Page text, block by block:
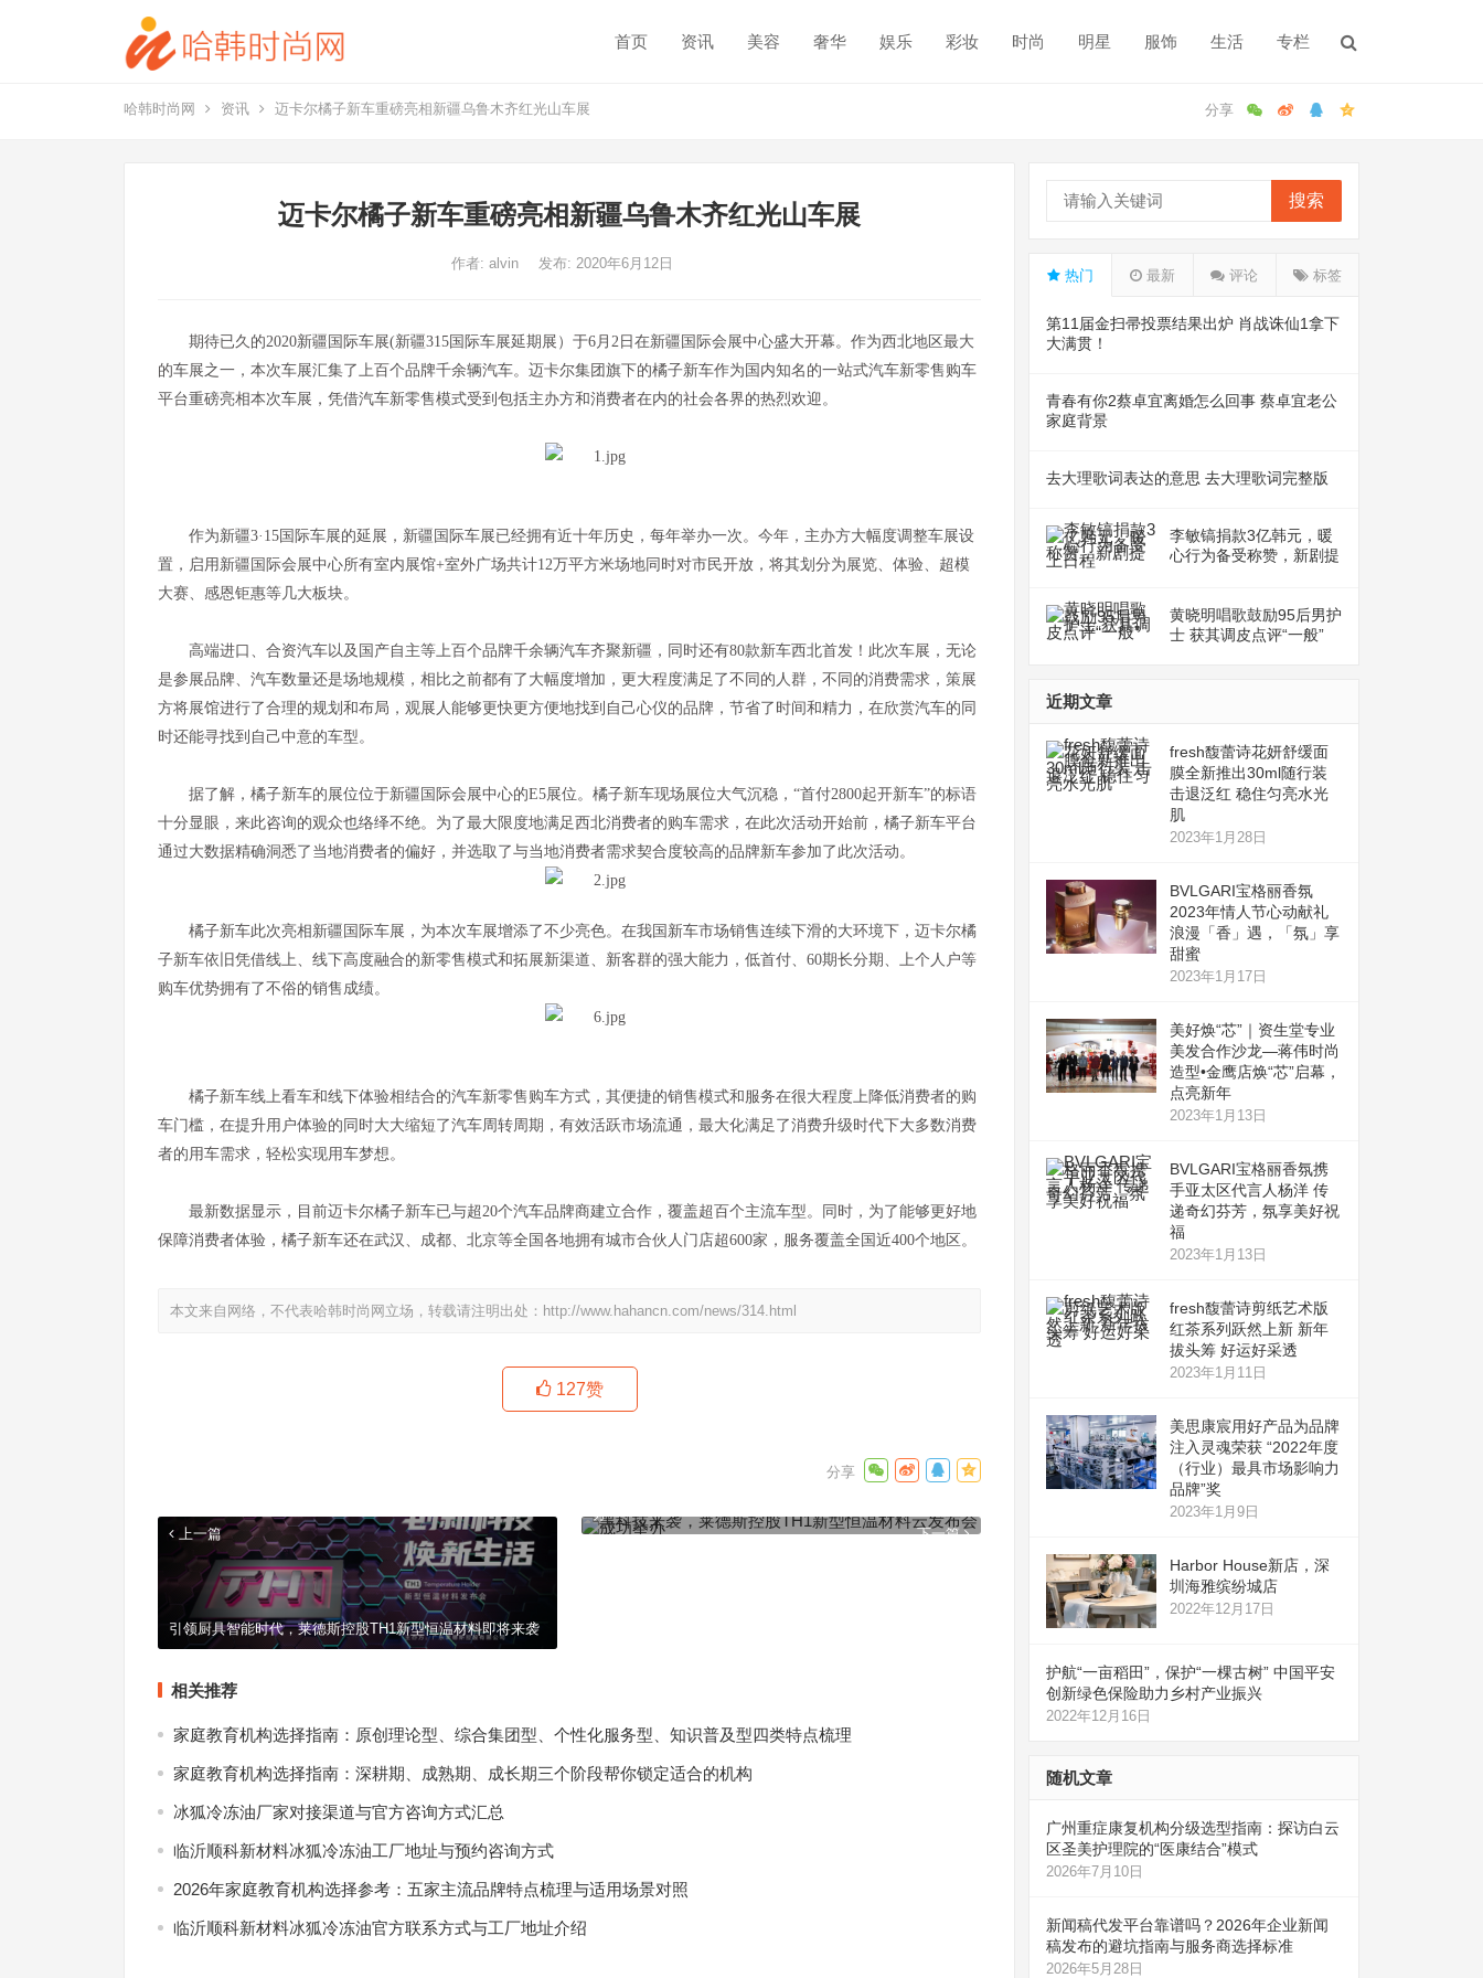
首页 资讯 美容 奢华 娱乐 彩妆 时尚 明星 服饰 生活 专栏
哈韩时尚网 资讯 迈卡尔橘子新车重磅亮相新疆乌鲁木齐红光山车展
迈卡尔橘子新车重磅亮相新疆乌鲁木齐红光山车展
作者: alvin 发布: 2020年6月12日
期待已久的2020新疆国际车展(新疆315国际车展延期展）于6月2日在新疆国际会展中心盛大开幕。作为西北地区最大
的车展之一，本次车展汇集了上百个品牌千余辆汽车。迈卡尔集团旗下的橘子新车作为国内知名的一站式汽车新零售购车
平台重磅亮相本次车展，凭借汽车新零售模式受到包括主办方和消费者在内的社会各界的热烈欢迎。
作为新疆3·15国际车展的延展，新疆国际车展已经拥有近十年历史，每年举办一次。今年，主办方大幅度调整车展设
置，启用新疆国际会展中心所有室内展馆+室外广场共计12万平方米场地同时对市民开放，将其划分为展览、体验、超模
大赛、感恩钜惠等几大板块。
高端进口、合资汽车以及国产自主等上百个品牌千余辆汽车齐聚新疆，同时还有80款新车西北首发！此次车展，无论
是参展品牌、汽车数量还是场地规模，相比之前都有了大幅度增加，更大程度满足了不同的人群，不同的消费需求，策展
方将展馆进行了合理的规划和布局，观展人能够更快更方便地找到自己心仪的品牌，节省了时间和精力，在欣赏汽车的同
时还能寻找到自己中意的车型。
据了解，橘子新车的展位位于新疆国际会展中心的E5展位。橘子新车现场展位大气沉稳，“首付2800起开新车”的标语
十分显眼，来此咨询的观众也络绎不绝。为了最大限度地满足西北消费者的购车需求，在此次活动开始前，橘子新车平台
通过大数据精确洞悉了当地消费者的偏好，并选取了与当地消费者需求契合度较高的品牌新车参加了此次活动。
橘子新车此次亮相新疆国际车展，为本次车展增添了不少亮色。在我国新车市场销售连续下滑的大环境下，迈卡尔橘
子新车依旧凭借线上、线下高度融合的新零售模式和拓展新渠道、新客群的强大能力，低首付、60期长分期、上个人户等
购车优势拥有了不俗的销售成绩。
橘子新车线上看车和线下体验相结合的汽车新零售购车方式，其便捷的销售模式和服务在很大程度上降低消费者的购
车门槛，在提升用户体验的同时大大缩短了汽车周转周期，有效活跃市场流通，最大化满足了消费升级时代下大多数消费
者的用车需求，轻松实现用车梦想。
最新数据显示，目前迈卡尔橘子新车已与超20个汽车品牌商建立合作，覆盖超百个主流车型。同时，为了能够更好地
保障消费者体验，橘子新车还在武汉、成都、北京等全国各地拥有城市合伙人门店超600家，服务覆盖全国近400个地区。
本文来自网络，不代表哈韩时尚网立场，转载请注明出处： http://www.hahancn.com/news/314.html
127赞
上一篇
引领厨具智能时代，莱德斯控股TH1新型恒温材料即将来袭
下一篇
办
相关推荐
家庭教育机构选择指南：原创理论型、综合集团型、个性化服务型、知识普及型四类特点梳理
家庭教育机构选择指南：深耕期、成熟期、成长期三个阶段帮你锁定适合的机构
冰狐冷冻油厂家对接渠道与官方咨询方式汇总
临沂顺科新材料冰狐冷冻油工厂地址与预约咨询方式
2026年家庭教育机构选择参考：五家主流品牌特点梳理与适用场景对照
临沂顺科新材料冰狐冷冻油官方联系方式与工厂地址介绍
搜索
热门 最新 评论 标签
第11届金扫帚投票结果出炉 肖战诛仙1拿下
大满贯！
青春有你2蔡卓宜离婚怎么回事 蔡卓宜老公
家庭背景
去大理歌词表达的意思 去大理歌词完整版
李敏镐捐款3亿韩元，暖
心行为备受称赞，新剧提
黄晓明唱歌鼓励95后男护
士 获其调皮点评“一般”
近期文章
fresh馥蕾诗花妍舒缓面
膜全新推出30ml随行装
击退泛红 稳住匀亮水光
肌
2023年1月28日
BVLGARI宝格丽香氛
2023年情人节心动献礼
浪漫「香」遇，「氛」享
甜蜜
2023年1月17日
美好焕“芯”｜资生堂专业
美发合作沙龙—蒋伟时尚
造型•金鹰店焕“芯”启幕，
点亮新年
2023年1月13日
BVLGARI宝格丽香氛携
手亚太区代言人杨洋 传
递奇幻芬芳，氛享美好祝
福
2023年1月13日
fresh馥蕾诗剪纸艺术版
红茶系列跃然上新 新年
拔头筹 好运好采透
2023年1月11日
美思康宸用好产品为品牌
注入灵魂荣获 “2022年度
（行业）最具市场影响力
品牌”奖
2023年1月9日
Harbor House新店，深
圳海雅缤纷城店
2022年12月17日
护航“一亩稻田”，保护“一棵古树” 中国平安
创新绿色保险助力乡村产业振兴
2022年12月16日
随机文章
广州重症康复机构分级选型指南：探访白云
区圣美护理院的“医康结合”模式
2026年7月10日
新闻稿代发平台靠谱吗？2026年企业新闻
稿发布的避坑指南与服务商选择标准
2026年5月28日